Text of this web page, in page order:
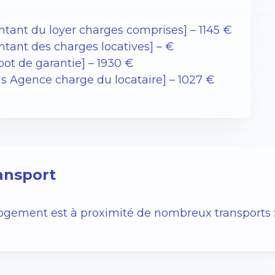
du loyer charges comprises] – 1145 €
des charges locatives] – €
de garantie] – 1930 €
Agence charge du locataire] – 1027 €
est à proximité de nombreux transports :